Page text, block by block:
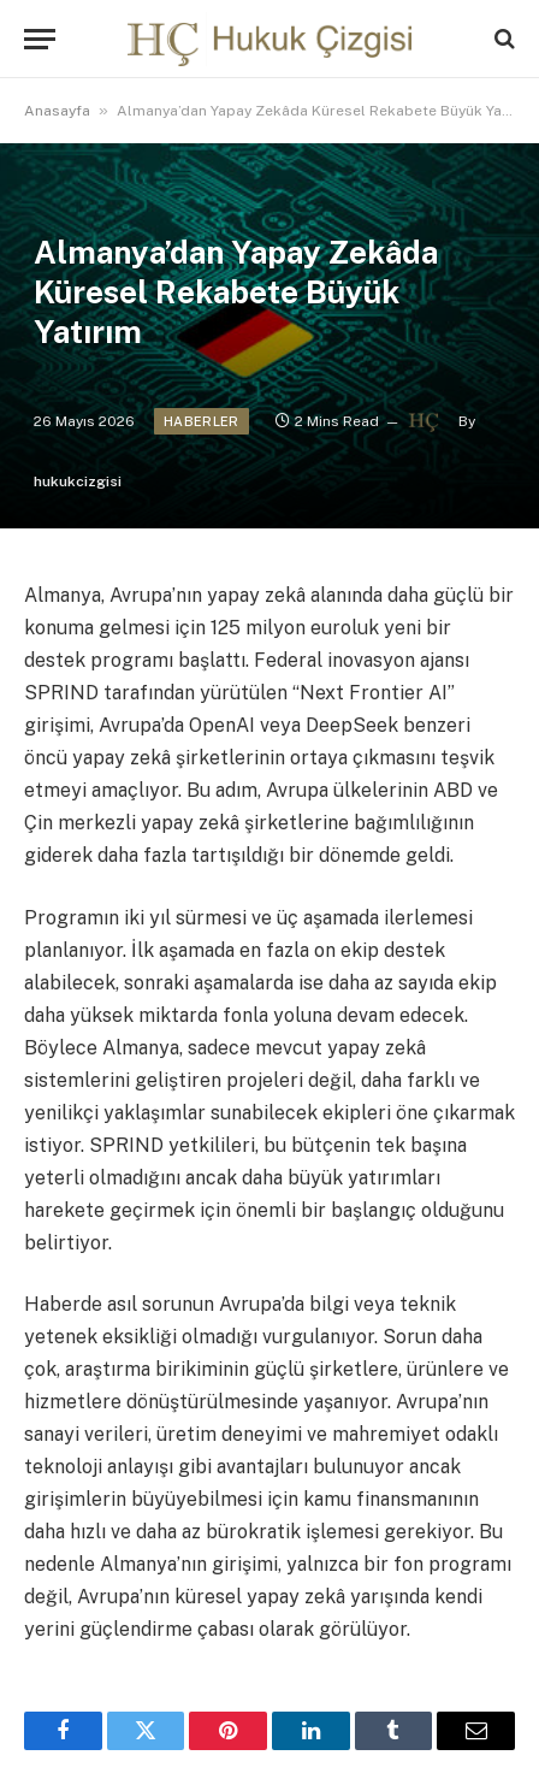
Anasayfa » Almanya’dan Yapay Zekâda Küresel Rekabete Büyük Yatırım
Almanya’dan Yapay Zekâda
Küresel Rekabete Büyük
Yatırım
26 Mayıs 2026 HABERLER 2 Mins Read By
hukukcizgisi
Almanya, Avrupa’nın yapay zekâ alanında daha güçlü bir
konuma gelmesi için 125 milyon euroluk yeni bir
destek programı başlattı. Federal inovasyon ajansı
SPRIND tarafından yürütülen “Next Frontier AI”
girişimi, Avrupa’da OpenAI veya DeepSeek benzeri
öncü yapay zekâ şirketlerinin ortaya çıkmasını teşvik
etmeyi amaçlıyor. Bu adım, Avrupa ülkelerinin ABD ve
Çin merkezli yapay zekâ şirketlerine bağımlılığının
giderek daha fazla tartışıldığı bir dönemde geldi.
Programın iki yıl sürmesi ve üç aşamada ilerlemesi
planlanıyor. İlk aşamada en fazla on ekip destek
alabilecek, sonraki aşamalarda ise daha az sayıda ekip
daha yüksek miktarda fonla yoluna devam edecek.
Böylece Almanya, sadece mevcut yapay zekâ
sistemlerini geliştiren projeleri değil, daha farklı ve
yenilikçi yaklaşımlar sunabilecek ekipleri öne çıkarmak
istiyor. SPRIND yetkilileri, bu bütçenin tek başına
yeterli olmadığını ancak daha büyük yatırımları
harekete geçirmek için önemli bir başlangıç olduğunu
belirtiyor.
Haberde asıl sorunun Avrupa’da bilgi veya teknik
yetenek eksikliği olmadığı vurgulanıyor. Sorun daha
çok, araştırma birikiminin güçlü şirketlere, ürünlere ve
hizmetlere dönüştürülmesinde yaşanıyor. Avrupa’nın
sanayi verileri, üretim deneyimi ve mahremiyet odaklı
teknoloji anlayışı gibi avantajları bulunuyor ancak
girişimlerin büyüyebilmesi için kamu finansmanının
daha hızlı ve daha az bürokratik işlemesi gerekiyor. Bu
nedenle Almanya’nın girişimi, yalnızca bir fon programı
değil, Avrupa’nın küresel yapay zekâ yarışında kendi
yerini güçlendirme çabası olarak görülüyor.
FacebookTwitter Pinterest LinkedInTumblr Email